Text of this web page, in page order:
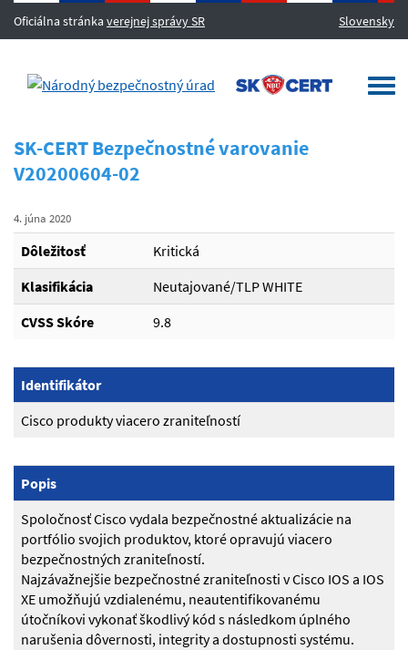
Oficiálna stránka verejnej správy SR Slovensky
MENU
SK-CERT Bezpečnostné varovanie
V20200604-02
4. júna 2020
Dôležitosť
Kritická
Klasifikácia
Neutajované/TLP WHITE
CVSS Skóre
9.8
Identifikátor
Cisco produkty viacero zraniteľností
Popis
Spoločnosť Cisco vydala bezpečnostné aktualizácie na
portfólio svojich produktov, ktoré opravujú viacero
bezpečnostných zraniteľností.
Najzávažnejšie bezpečnostné zraniteľnosti v Cisco IOS a IOS
XE umožňujú vzdialenému, neautentifikovanému
útočníkovi vykonať škodlivý kód s následkom úplného
narušenia dôvernosti, integrity a dostupnosti systému.